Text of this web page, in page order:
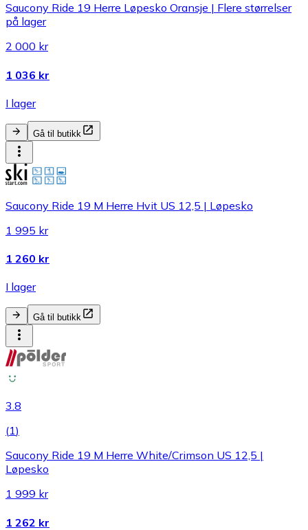
Saucony Ride 19 Herre Løpesko Oransje | Flere størrelser
på lager
2 000 kr
1 036 kr
I lager
Gå til butikk
Saucony Ride 19 M Herre Hvit US 12,5 | Løpesko
1 995 kr
1 260 kr
I lager
Gå til butikk
3.8
(1)
Saucony Ride 19 M Herre White/Crimson US 12,5 |
Løpesko
1 999 kr
1 262 kr